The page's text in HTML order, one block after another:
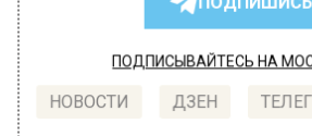
ПОДПИСЫВАЙТЕСЬ НА
НОВОСТИ ДЗЕН